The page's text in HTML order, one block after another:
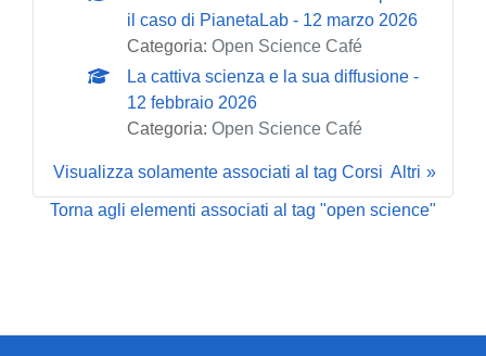
il caso di PianetaLab - 12 marzo 2026
Categoria: Open Science Café
La cattiva scienza e la sua diffusione -
12 febbraio 2026
Categoria: Open Science Café
Altri
Visualizza solamente associati al tag Corsi
Torna agli elementi associati al tag "open science"